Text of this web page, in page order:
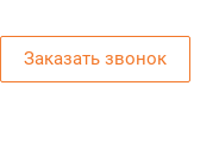
Заказать звонок